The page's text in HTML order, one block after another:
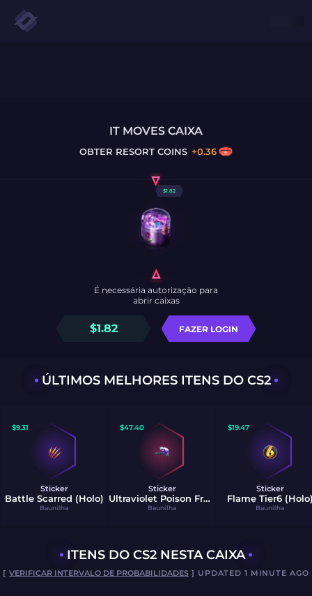
IT MOVES CAIXA
OBTER RESORT COINS +0.36
$1.82
$1.82 FAZER LOGIN
É necessária autorização para
abrir caixas
ÚLTIMOS MELHORES ITENS DO CS2
$9.31
Sticker
Battle Scarred (Holo)
Baunilha
$47.40
Sticker
Ultraviolet Poison Frog (Foil)
Baunilha
$19.47
Sticker
Flame Tier6
Baunilha
ITENS DO CS2 NESTA CAIXA
[VERIFICAR INTERVALO DE PROBABILIDADES ] UPDATED 1 MINUTE AGO